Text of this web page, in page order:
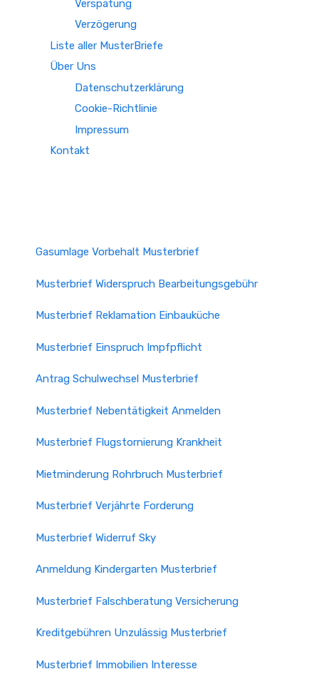
Verspätung
Verzögerung
Liste aller MusterBriefe
Über Uns
Datenschutzerklärung
Cookie-Richtlinie
Impressum
Kontakt
Gasumlage Vorbehalt Musterbrief
Musterbrief Widerspruch Bearbeitungsgebühr
Musterbrief Reklamation Einbauküche
Musterbrief Einspruch Impfpflicht
Antrag Schulwechsel Musterbrief
Musterbrief Nebentätigkeit Anmelden
Musterbrief Flugstornierung Krankheit
Mietminderung Rohrbruch Musterbrief
Musterbrief Verjährte Forderung
Musterbrief Widerruf Sky
Anmeldung Kindergarten Musterbrief
Musterbrief Falschberatung Versicherung
Kreditgebühren Unzulässig Musterbrief
Musterbrief Immobilien Interesse